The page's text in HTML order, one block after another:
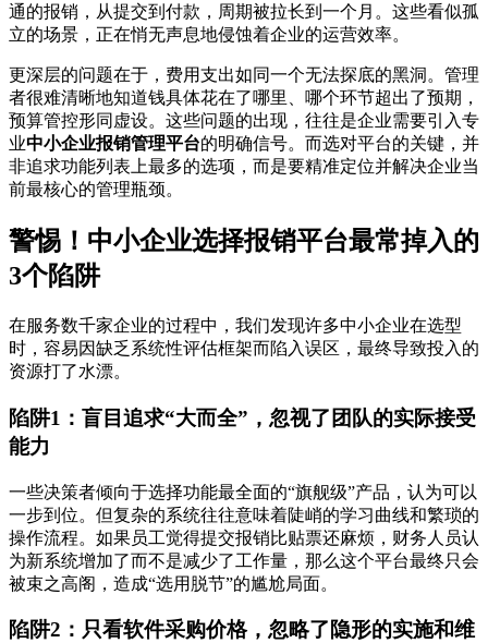
通的报销，从提交到付款，周期被拉长到一个月。这些看似孤
立的场景，正在悄无声息地侵蚀着企业的运营效率。
更深层的问题在于，费用支出如同一个无法探底的黑洞。管理
者很难清晰地知道钱具体花在了哪里、哪个环节超出了预期，
预算管控形同虚设。这些问题的出现，往往是企业需要引入专
业中小企业报销管理平台的明确信号。而选对平台的关键，并
非追求功能列表上最多的选项，而是要精准定位并解决企业当
前最核心的管理瓶颈。
警惕！中小企业选择报销平台最常掉入的
3个陷阱
在服务数千家企业的过程中，我们发现许多中小企业在选型
时，容易因缺乏系统性评估框架而陷入误区，最终导致投入的
资源打了水漂。
陷阱1：盲目追求“大而全”，忽视了团队的实际接受
能力
一些决策者倾向于选择功能最全面的“旗舰级”产品，认为可以
一步到位。但复杂的系统往往意味着陡峭的学习曲线和繁琐的
操作流程。如果员工觉得提交报销比贴票还麻烦，财务人员认
为新系统增加了而不是减少了工作量，那么这个平台最终只会
被束之高阁，造成“选用脱节”的尴尬局面。
陷阱2：只看软件采购价格，忽略了隐形的实施和维